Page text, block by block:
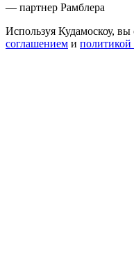
— партнер Рамблера
Используя Кудамоскоу, вы
соглашением и политикой